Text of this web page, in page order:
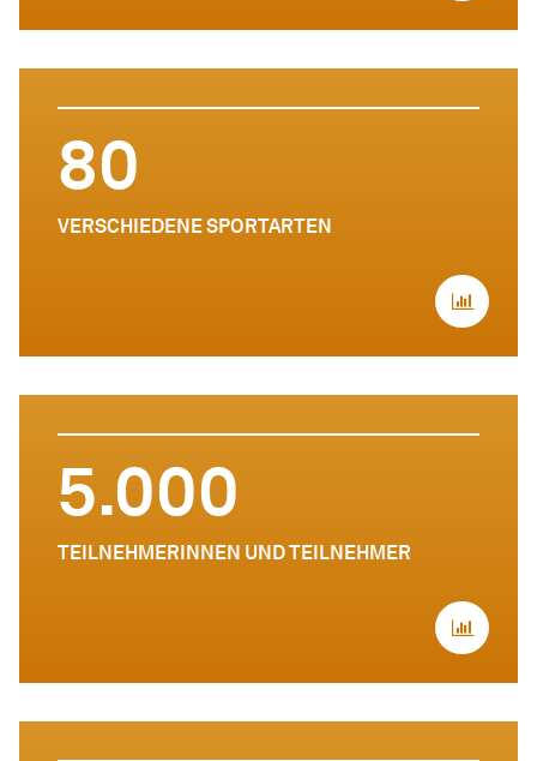
80
VERSCHIEDENE SPORTARTEN
5.000
TEILNEHMERINNEN UND TEILNEHMER